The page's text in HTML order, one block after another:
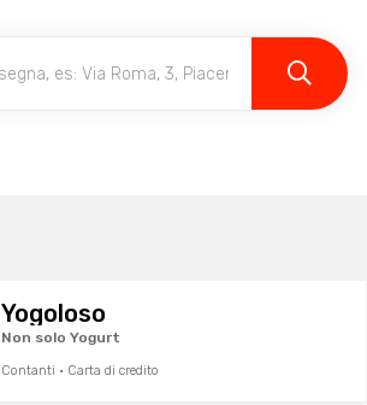
Yogoloso
Non solo Yogurt
Contanti · Carta di credito